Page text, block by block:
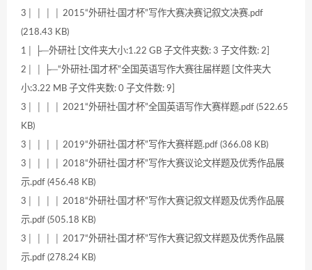
3│ │ │ │ 2015“外研社·国才杯”写作大赛决赛记叙文决赛.pdf
(218.43 KB)
1│ ├─外研社 [文件夹大小:1.22 GB 子文件夹数: 3 子文件数: 2]
2│ │ ├─“外研社·国才杯”全国英语写作大赛往届样题 [文件夹大
小:3.22 MB 子文件夹数: 0 子文件数: 9]
3│ │ │ │ 2021“外研社·国才杯”全国英语写作大赛样题.pdf (522.65
KB)
3│ │ │ │ 2019“外研社·国才杯”写作大赛样题.pdf (366.08 KB)
3│ │ │ │ 2018“外研社·国才杯”写作大赛议论文样题及优秀作品展
示.pdf (456.48 KB)
3│ │ │ │ 2018“外研社·国才杯”写作大赛记叙文样题及优秀作品展
示.pdf (505.18 KB)
3│ │ │ │ 2017“外研社·国才杯”写作大赛记叙文样题及优秀作品展
示.pdf (278.24 KB)